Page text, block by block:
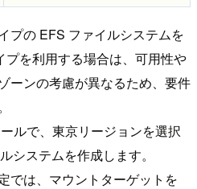
プの EFS ファイルシステムを
を利用する場合は、可用性や
ーンの考慮が異なるため、要件
ルで、東京リージョンを選択
システムを作成します。
では、マウントターゲットを